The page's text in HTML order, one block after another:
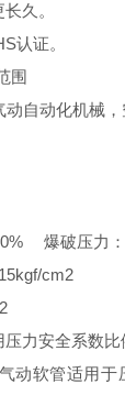
久。
认证。
围
自动化机械
爆破压力
cm2
力安全系数比
动软管适用于